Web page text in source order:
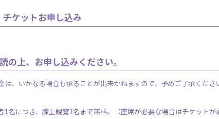
ケットお申し込み
の上、お申し込みください。
は、いかなる場合も承ることが出来かねますので、予めご了承くださ
1名につき、膝上観覧1名まで無料。（座席が必要な場合はチケットが